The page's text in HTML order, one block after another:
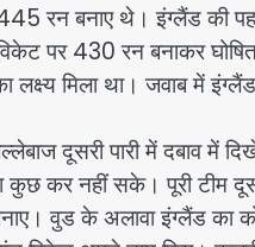
रन बनाए थे। इंग्लैंड की
पर 430 रन बनाकर
मिला था। जवाब में
दूसरी पारी में दबाव
कुछ कर नहीं सके। पूरी टीम
वुड के अलावा इंग्लैंड